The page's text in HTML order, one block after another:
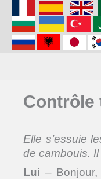
contenu
Contrôle
Elle s’essuie
de cambouis. Il
Lui –